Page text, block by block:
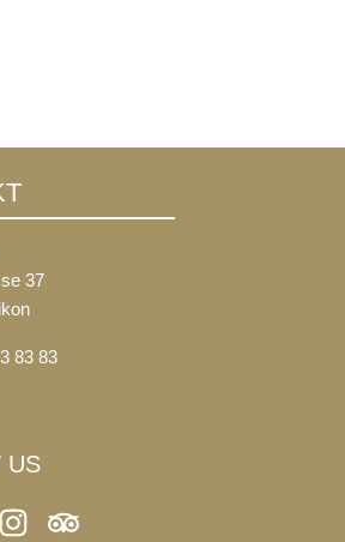
37
83 83
US
InstagramTripadvisor